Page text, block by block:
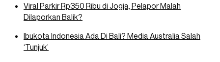
Viral Parkir Rp350 Ribu di Jogja, Pelapor Malah
Dilaporkan Balik?
Ibukota Indonesia Ada Di Bali? Media Australia Salah
‘Tunjuk’